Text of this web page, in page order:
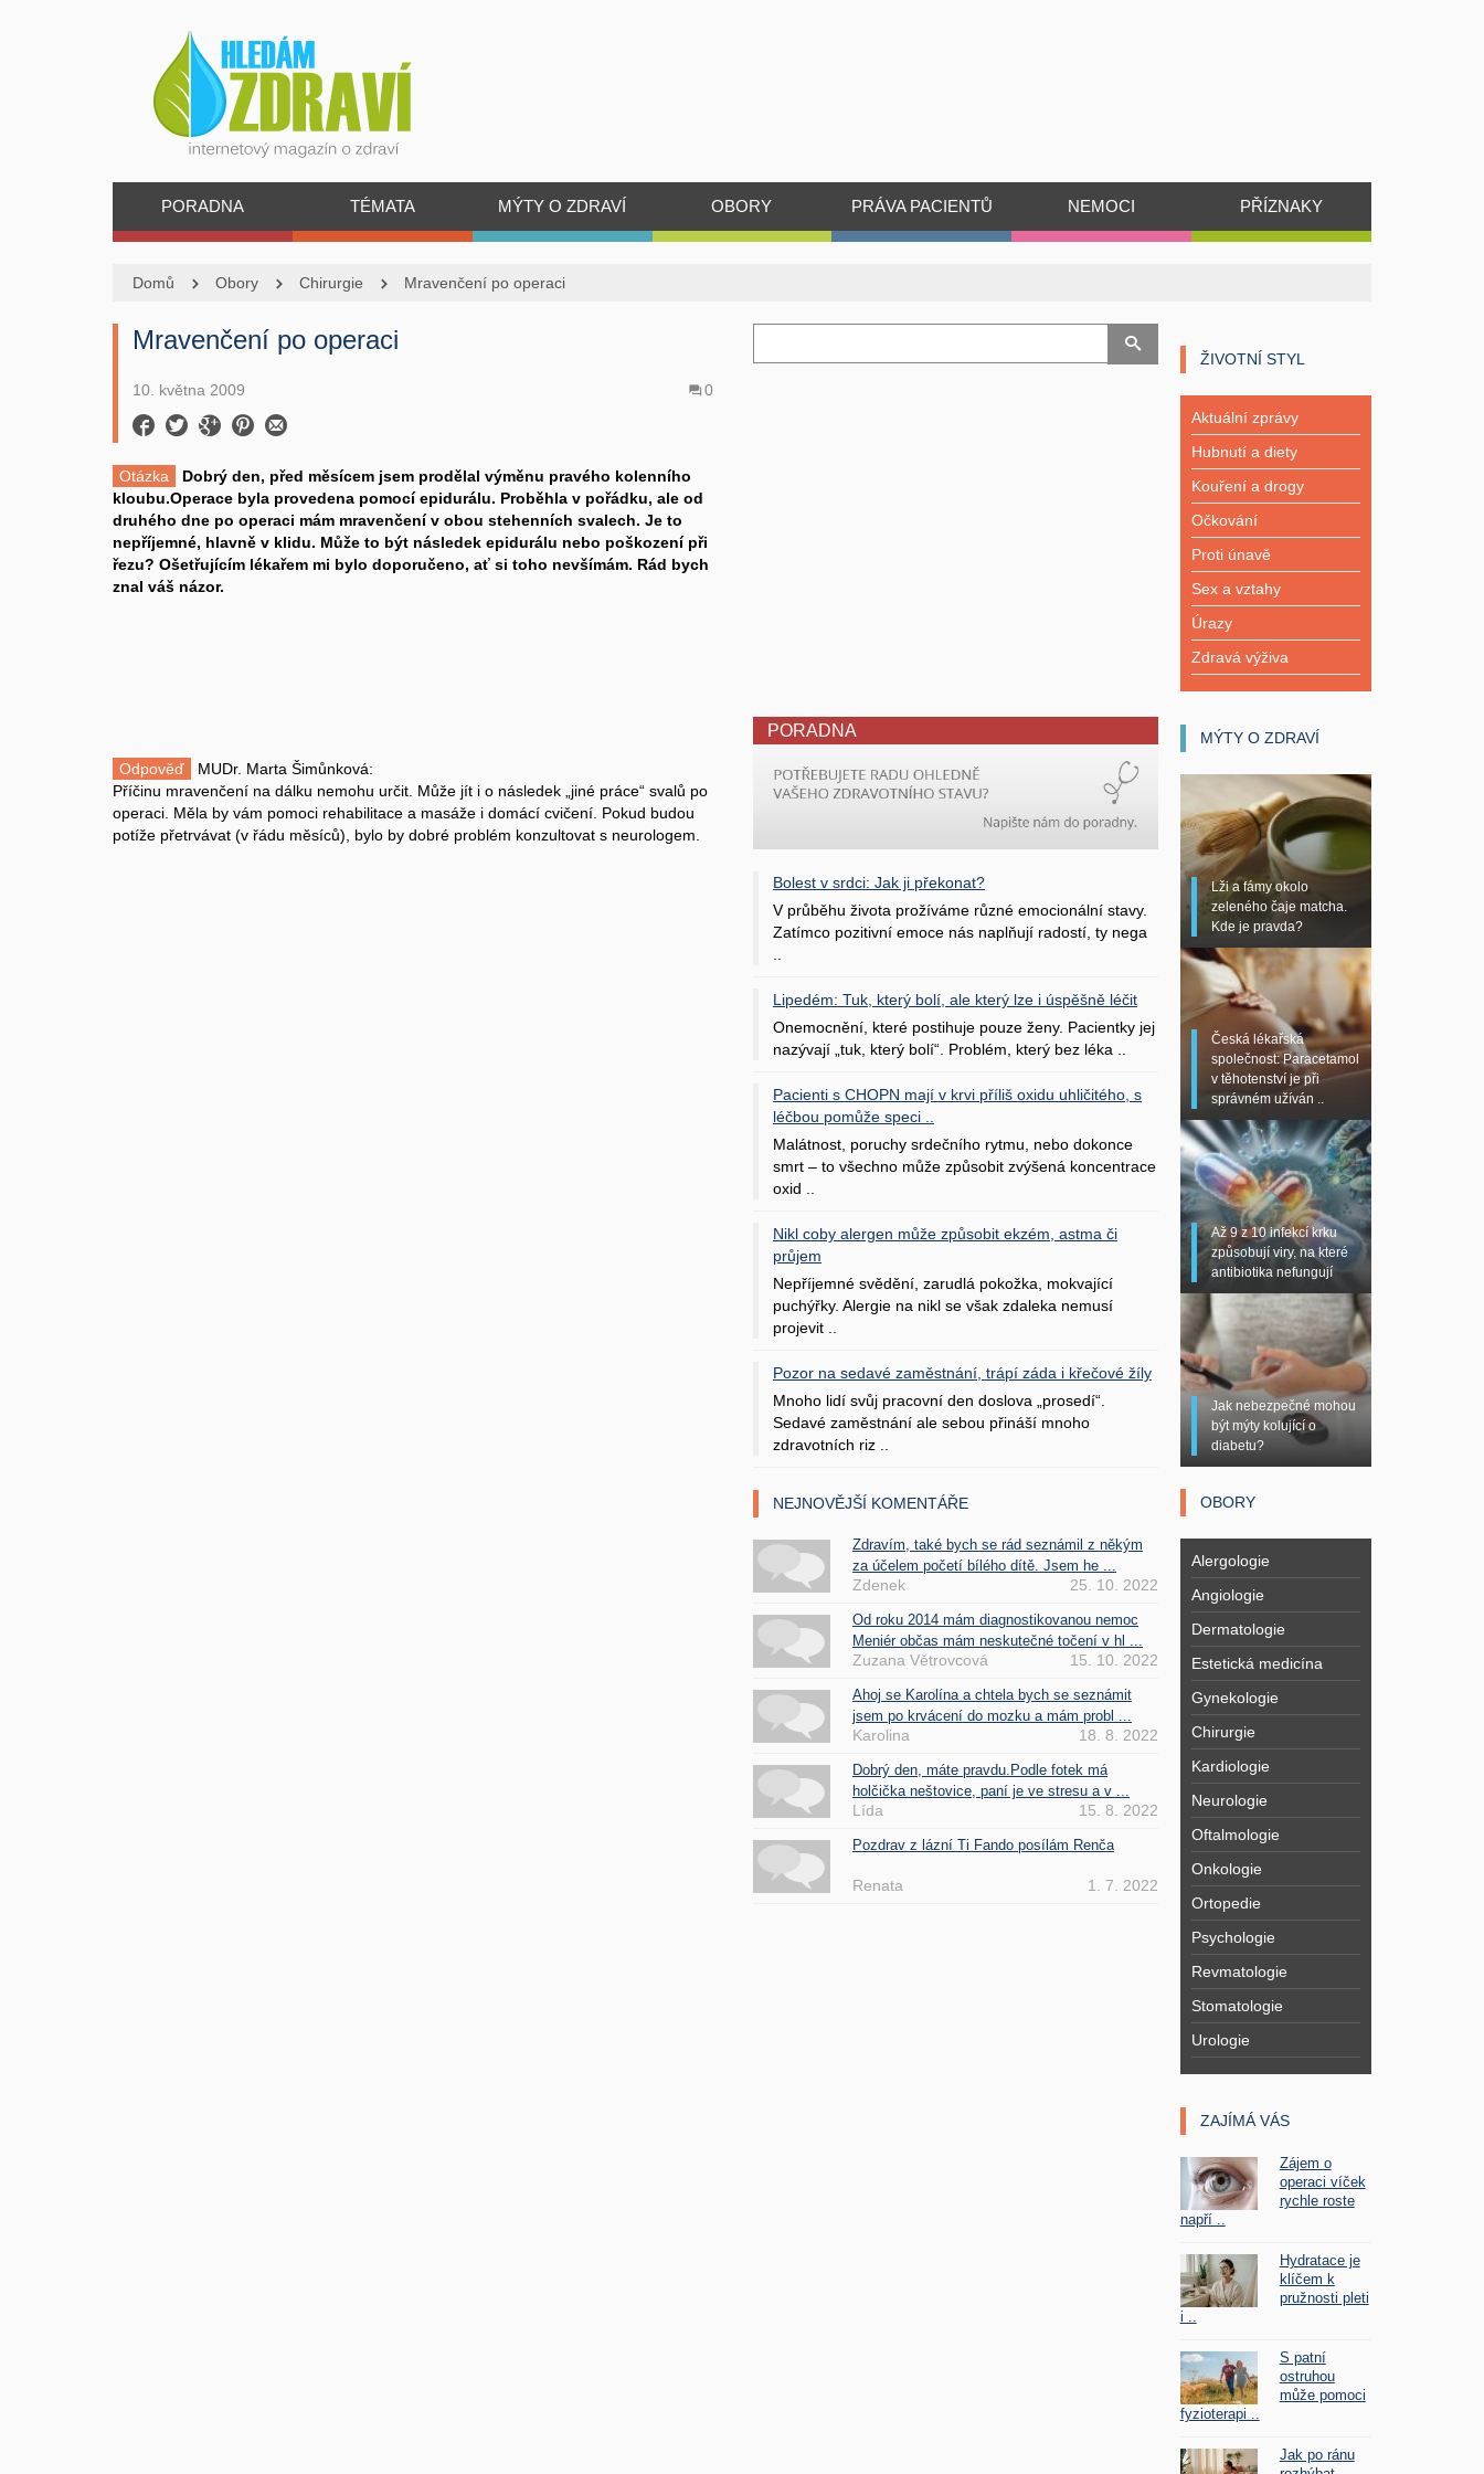
PORADNA TÉMATA MÝTY O ZDRAVÍ OBORY PRÁVA PACIENTŮ NEMOCI PŘÍZNAKY
Domů Obory Chirurgie Mravenčení po operaci
Mravenčení po operaci
10. května 2009 0
Otázka
Dobrý den, před měsícem jsem prodělal výměnu pravého kolenního
kloubu.Operace byla provedena pomocí epidurálu. Proběhla v pořádku, ale od
druhého dne po operaci mám mravenčení v obou stehenních svalech. Je to
nepříjemné, hlavně v klidu. Může to být následek epidurálu nebo poškození při
řezu? Ošetřujícím lékařem mi bylo doporučeno, ať si toho nevšímám. Rád bych
znal váš názor.
Odpověď
MUDr. Marta Šimůnková:
Příčinu mravenčení na dálku nemohu určit. Může jít i o následek „jiné práce“ svalů po
operaci. Měla by vám pomoci rehabilitace a masáže i domácí cvičení. Pokud budou
potíže přetrvávat (v řádu měsíců), bylo by dobré problém konzultovat s neurologem.
PORADNA
Bolest v srdci: Jak ji překonat?
V průběhu života prožíváme různé emocionální stavy.
Zatímco pozitivní emoce nás naplňují radostí, ty nega
Lipedém: Tuk, který bolí, ale který lze i úspěšně léčit
Onemocnění, které postihuje pouze ženy. Pacientky jej
nazývají „tuk, který bolí“. Problém, který bez léka ..
Pacienti s CHOPN mají v krvi příliš oxidu uhličitého, s
léčbou pomůže speci ..
Malátnost, poruchy srdečního rytmu, nebo dokonce
smrt – to všechno může způsobit zvýšená koncentrace
oxid ..
Nikl coby alergen může způsobit ekzém, astma či
průjem
Nepříjemné svědění, zarudlá pokožka, mokvající
puchýřky. Alergie na nikl se však zdaleka nemusí
projevit ..
Pozor na sedavé zaměstnání, trápí záda i křečové žíly
Mnoho lidí svůj pracovní den doslova „prosedí“.
Sedavé zaměstnání ale sebou přináší mnoho
zdravotních riz ..
NEJNOVĚJŠÍ KOMENTÁŘE
Zdravím, také bych se rád seznámil z někým
za účelem početí bílého dítě. Jsem he ...
Zdenek 25. 10. 2022
Od roku 2014 mám diagnostikovanou nemoc
Meniér občas mám neskutečné točení v hl ...
Zuzana Větrovcová 15. 10. 2022
Ahoj se Karolína a chtela bych se seznámit
jsem po krvácení do mozku a mám probl ...
Karolina 18. 8. 2022
Dobrý den, máte pravdu.Podle fotek má
holčička neštovice, paní je ve stresu a v ...
Lída 15. 8. 2022
Pozdrav z lázní Ti Fando posílám Renča
Renata 1. 7. 2022
ŽIVOTNÍ STYL
Aktuální zprávy
Hubnutí a diety
Kouření a drogy
Očkování
Proti únavě
Sex a vztahy
Úrazy
Zdravá výživa
MÝTY O ZDRAVÍ
Lži a fámy okolo
zeleného čaje matcha.
Kde je pravda?
Česká lékařská
společnost: Paracetamol
v těhotenství je při
správném užíván ..
Až 9 z 10 infekcí krku
způsobují viry, na které
antibiotika nefungují
Jak nebezpečné mohou
být mýty kolující o
diabetu?
OBORY
Alergologie
Angiologie
Dermatologie
Estetická medicína
Gynekologie
Chirurgie
Kardiologie
Neurologie
Oftalmologie
Onkologie
Ortopedie
Psychologie
Revmatologie
Stomatologie
Urologie
ZAJÍMÁ VÁS
Zájem o
operaci víček
rychle roste
napří ..
Hydratace je
klíčem k
pružnosti pleti
i ..
S patní
ostruhou
může pomoci
fyzioterapi ..
Jak po ránu